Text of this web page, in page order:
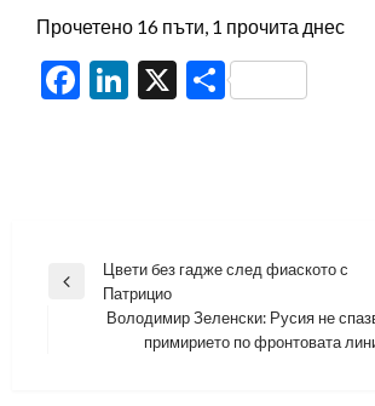
Прочетено 16 пъти, 1 прочита днес
Facebook
LinkedIn
X Share
Навигация
Previous
Цвети без гадже след фиаското с
Патрицио
Володимир Зеленски: Русия не
примирието по фронтовата